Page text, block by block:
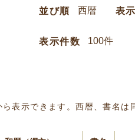
並び順 表
表示件数
ら表示できます。西暦、書名